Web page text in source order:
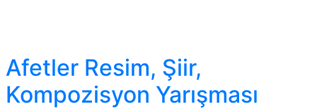
Afetler Resim, Şiir,
Kompozisyon Yarışması